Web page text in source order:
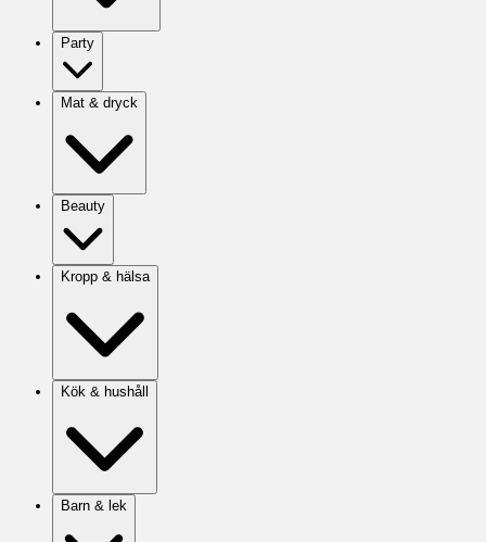
Party
Mat & dryck
Beauty
Kropp & hälsa
Kök & hushåll
Barn & lek